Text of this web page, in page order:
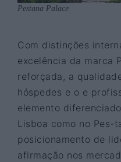
Pestana Palace
Com distinções
excelência da marca
reforçada, a
hóspedes e o e
elemento
Lisboa como no Pes-
posicionamento de
afirmação nos